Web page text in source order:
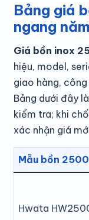
Bảng giá
ngang
Giá bồn inox
hiệu, model,
giao hàng,
Bảng dưới đây
kiểm tra; khi
xác nhận giá
Mẫu bồn
Hwata